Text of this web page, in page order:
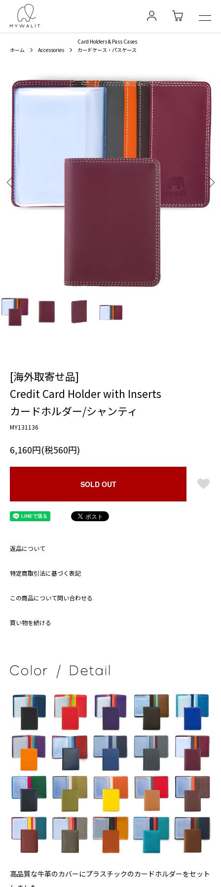
ホーム Accessories
Card Holders & Pass Cases
カードケース・パスケース
[海外取寄せ品]
Credit Card Holder with Inserts
カードホルダー/シャンティ
MY131136
6,160円(税560円)
SOLD OUT
返品について
特定商取引法に基づく表記
この商品について問い合わせる
買い物を続ける
高品質な牛革のカバーにプラスチックのカードホルダーをセット